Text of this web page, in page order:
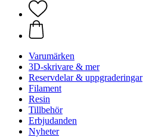
Varumärken
3D-skrivare & mer
Reservdelar & uppgraderingar
Filament
Resin
Tillbehör
Erbjudanden
Nyheter